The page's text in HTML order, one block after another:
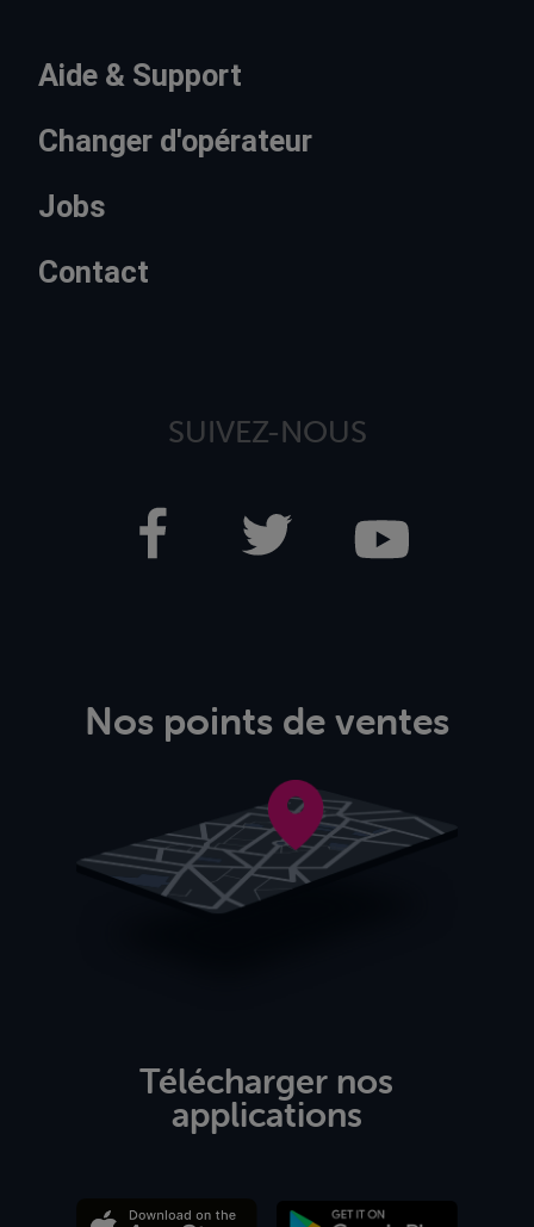
Aide & Support
Changer d'opérateur
Jobs
Contact
SUIVEZ-NOUS
Nos points de ventes
Télécharger nos
applications